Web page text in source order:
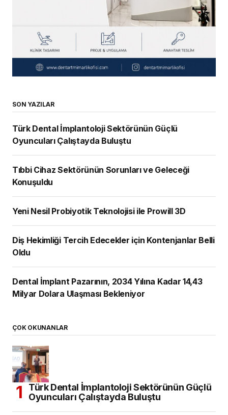
SON YAZILAR
Türk Dental İmplantoloji Sektörünün Güçlü
Oyuncuları Çalıştayda Buluştu
Tıbbi Cihaz Sektörünün Sorunları ve Geleceği
Konuşuldu
Yeni Nesil Probiyotik Teknolojisi ile Prowill 3D
Diş Hekimliği Tercih Edecekler için Kontenjanlar Belli
Oldu
Dental İmplant Pazarının, 2034 Yılına Kadar 14,43
Milyar Dolara Ulaşması Bekleniyor
ÇOK OKUNANLAR
Türk Dental İmplantoloji Sektörünün Güçlü
Oyuncuları Çalıştayda Buluştu